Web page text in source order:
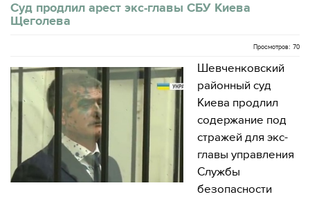
Суд продлил арест экс-главы СБУ Киева
Щеголева
Просмотров: 70
Шевченковский
районный суд
Киева продлил
содержание под
стражей для экс-
главы управления
Службы
безопасности